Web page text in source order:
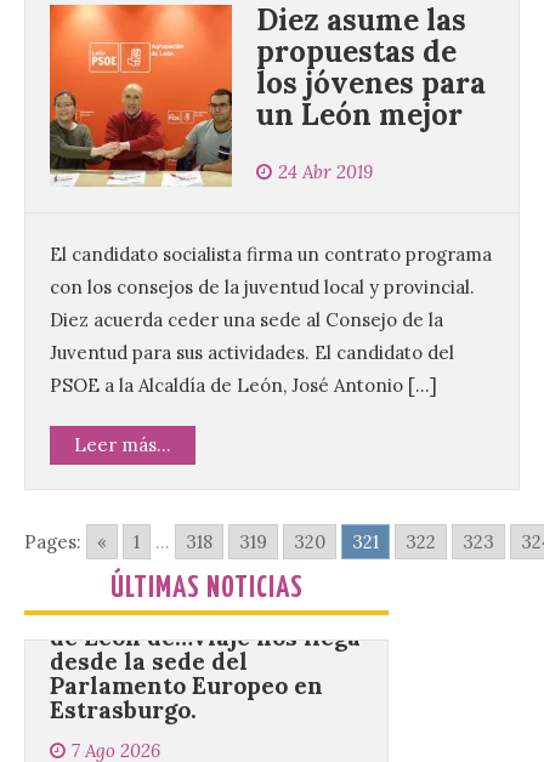
Diez asume las
propuestas de
los jóvenes para
un León mejor
24 Abr 2019
El candidato socialista firma un contrato programa
con los consejos de la juventud local y provincial.
Diez acuerda ceder una sede al Consejo de la
Juventud para sus actividades. El candidato del
PSOE a la Alcaldía de León, José Antonio […]
Leer más...
Pages: « 1 ... 318 319 320 321 322 323
ÚLTIMAS NOTICIAS
Vuelve la tradicional Feria
de Dulces del Convento a
Gradefes
7 Ago 2026
Tendrá lugar el 9 de
agosto en los aledaños del
monasterio cisterciense
de Santa María la Real de
Gradefes. Una cita
imprescindible para disfrutar de los
mejores dulces conventuales, tradición,
cultura y un ambiente único. El
Ayuntamiento de Gradefes, intentando
La decimoctava fotografía
de León de…viaje nos llega
desde la sede del
Parlamento Europeo en
Estrasburgo.
7 Ago 2026